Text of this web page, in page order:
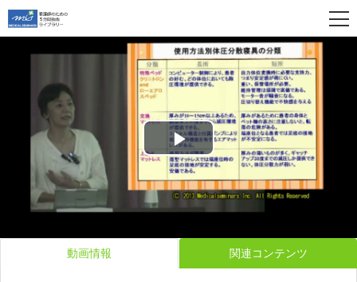
Play
Video
動画情報 関連コンテンツ